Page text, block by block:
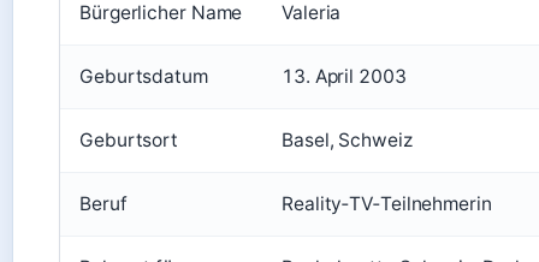
Bürgerlicher Name Valeria
Geburtsdatum 13. April 2003
Geburtsort Basel, Schweiz
Beruf Reality‑TV‑Teilnehmerin